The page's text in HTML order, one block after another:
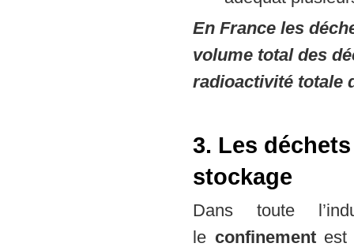
En France les
volume total des
radioactivité totale
3. Les
stockage
Dans toute
le confinementest